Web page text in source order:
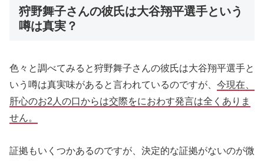
狩野舞子さんの彼氏は大谷翔平選手という
噂は真実？
色々と調べてみると狩野舞子さんの彼氏は大谷翔平選手と
いう噂は真実味があると言われているのですが、 今現在、
肝心のお2人の口からは交際をにおわす発言は全くありま
せん。
証拠もいくつかあるのですが、決定的な証拠がないのが微